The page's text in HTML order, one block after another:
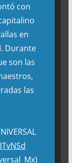
con
en
Durante
son las
las